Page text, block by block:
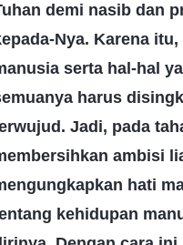
demi nasib dan
Nya. Karena
serta hal-hal
harus
Jadi, pada
ambisi
hati
kehidupan